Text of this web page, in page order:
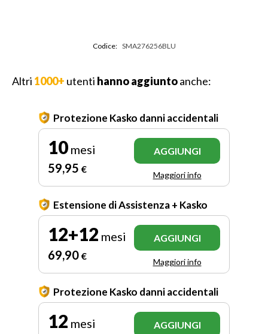
Codice: SMA276256BLU
Altri 1000+ utenti hanno aggiuntoanche:
Protezione Kasko danni accidentali
10 mesi
59,95 €
AGGIUNGI
Maggiori info
Estensione di Assistenza + Kasko
12+12 mesi
69,90 €
AGGIUNGI
Maggiori info
Protezione Kasko danni accidentali
12 mesi
AGGIUNGI